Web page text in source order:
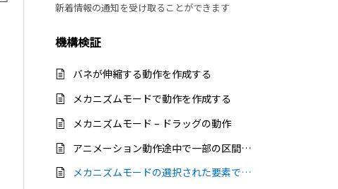
新着情報の通知を受け取ることができます
機構検証
バネが伸縮する動作を作成する
メカニズムモードで動作を作成する
メカニズムモード – ドラッグの動作
アニメーション動作途中で一部の区間を非表示にする
メカニズムモードの選択された要素で衝突を検証する